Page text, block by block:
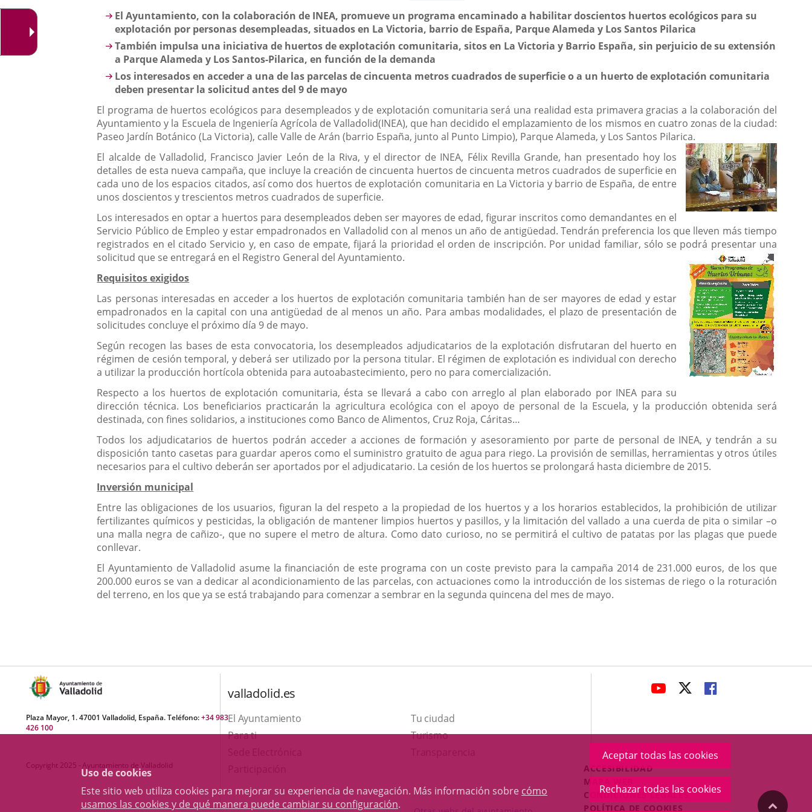
Uso de cookies
Este sitio web utiliza cookies para mejorar su experiencia de navegación. Más información sobre cómo
usamos las cookies y de qué manera puede cambiar su configuración.
Aceptar todas las cookies
Rechazar todas las cookies
aplicaciónDescripción
El Ayuntamiento, con la colaboración de INEA, promueve un programa encaminado a habilitar doscientos huertos ecológicos para su
explotación por personas desempleadas, situados en La Victoria, barrio de España, Parque Alameda y Los Santos Pilarica
También impulsa una iniciativa de huertos de explotación comunitaria, sitos en La Victoria y Barrio España, sin perjuicio de su extensión
a Parque Alameda y Los Santos-Pilarica, en función de la demanda
Los interesados en acceder a una de las parcelas de cincuenta metros cuadrados de superficie o a un huerto de explotación comunitaria
deben presentar la solicitud antes del 9 de mayo
El programa de huertos ecológicos para desempleados y de explotación comunitaria será una realidad esta primavera gracias a la colaboración del
Ayuntamiento y la Escuela de Ingeniería Agrícola de Valladolid(INEA), que han decidido el emplazamiento de los mismos en cuatro zonas de la ciudad:
Paseo Jardín Botánico (La Victoria), calle Valle de Arán (barrio España, junto al Punto Limpio), Parque Alameda, y Los Santos Pilarica.
El alcalde de Valladolid, Francisco Javier León de la Riva, y el director de INEA, Félix Revilla Grande, han presentado hoy los
detalles de esta nueva campaña, que incluye la creación de cincuenta huertos de cincuenta metros cuadrados de superficie en
cada uno de los espacios citados, así como dos huertos de explotación comunitaria en La Victoria y barrio de España, de entre
unos doscientos y trescientos metros cuadrados de superficie.
Los interesados en optar a huertos para desempleados deben ser mayores de edad, figurar inscritos como demandantes en el
Servicio Público de Empleo y estar empadronados en Valladolid con al menos un año de antigüedad. Tendrán preferencia los que lleven más tiempo
registrados en el citado Servicio y, en caso de empate, fijará la prioridad el orden de inscripción. Por unidad familiar, sólo se podrá presentar una
solicitud que se entregará en el Registro General del Ayuntamiento.
Requisitos exigidos
Las personas interesadas en acceder a los huertos de explotación comunitaria también han de ser mayores de edad y estar
empadronados en la capital con una antigüedad de al menos un año. Para ambas modalidades, el plazo de presentación de
solicitudes concluye el próximo día 9 de mayo.
Según recogen las bases de esta convocatoria, los desempleados adjudicatarios de la explotación disfrutaran del huerto en
régimen de cesión temporal, y deberá ser utilizado por la persona titular. El régimen de explotación es individual con derecho
a utilizar la producción hortícola obtenida para autoabastecimiento, pero no para comercialización.
Respecto a los huertos de explotación comunitaria, ésta se llevará a cabo con arreglo al plan elaborado por INEA para su
dirección técnica. Los beneficiarios practicarán la agricultura ecológica con el apoyo de personal de la Escuela, y la producción obtenida será
destinada, con fines solidarios, a instituciones como Banco de Alimentos, Cruz Roja, Cáritas…
Todos los adjudicatarios de huertos podrán acceder a acciones de formación y asesoramiento por parte de personal de INEA, y tendrán a su
disposición tanto casetas para guardar aperos como el suministro gratuito de agua para riego. La provisión de semillas, herramientas y otros útiles
necesarios para el cultivo deberán ser aportados por el adjudicatario. La cesión de los huertos se prolongará hasta diciembre de 2015.
Inversión municipal
Entre las obligaciones de los usuarios, figuran la del respeto a la propiedad de los huertos y a los horarios establecidos, la prohibición de utilizar
fertilizantes químicos y pesticidas, la obligación de mantener limpios huertos y pasillos, y la limitación del vallado a una cuerda de pita o similar –o
una malla negra de cañizo-, que no supere el metro de altura. Como dato curioso, no se permitirá el cultivo de patatas por las plagas que puede
conllevar.
El Ayuntamiento de Valladolid asume la financiación de este programa con un coste previsto para la campaña 2014 de 231.000 euros, de los que
200.000 euros se van a dedicar al acondicionamiento de las parcelas, con actuaciones como la introducción de los sistemas de riego o la roturación
del terreno, en los que ya se está trabajando para comenzar a sembrar en la segunda quincena del mes de mayo.
Plaza Mayor, 1. 47001 Valladolid, España. Teléfono:+34 983
426 100
Copyright 2025 - Ayuntamiento de Valladolid
valladolid.es
El Ayuntamiento
Tu ciudad
Para ti
TurismoEste
una
aplicación
ENLACE
APLICACIÓN
EXTERNA.
ENLACE
APLICACIÓN
EXTERNA.
ENLACE
APLICACIÓN
EXTERNA.
Menú
Legal
Footer
ACCESIBILIDAD
MAPA WEB
CONDICIONES LEGALES
POLÍTICA DE COOKIES
"Volver